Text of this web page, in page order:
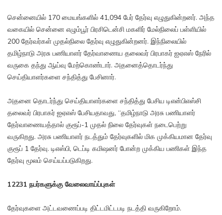
சென்னையில் 170 மையங்களில் 41,094 பேர் தேர்வு எழுதுகின்றனர். அந்த
வகையில் சென்னை எழும்பூர் பிரசிடென்சி மகளிர் மேல்நிலைப் பள்ளியில்
200 தேர்வர்கள் முதல்நிலை தேர்வு எழுதுகின்றனர். இந்நிலையில்
தமிழ்நாடு அரசு பணியாளர் தேர்வாணைய தலைவர் பிரபாகர் ஐஏஎஸ் நேரில்
வருகை தந்து ஆய்வு மேற்கொண்டார். அதனைத்தொடர்ந்து
செய்தியாளர்களை சந்தித்து பேசினார்.
அதனை தொடர்ந்து செய்தியாளர்களை சந்தித்து பேசிய டிஎன்பிஎஸ்சி
தலைவர் பிரபாகர் ஐஏஎஸ் பேசியதாவது, “தமிழ்நாடு அரசு பணியாளர்
தேர்வாணையத்தால் குரூப்-1 முதல் நிலை தேர்வுகள் நடைபெற்று
வருகிறது. அரசு பணியாளர் நடத்தும் தேர்வுகளில் மிக முக்கியமான தேர்வு
குரூப் 1 தேர்வு. டிஎஸ்பி, டெப்டி கமிஷனர் போன்ற முக்கிய பணிகள் இந்த
தேர்வு மூலம் செய்யப்படுகிறது.
12231 நபர்களுக்கு வேலைவாய்ப்புகள்
தேர்வுகளை அட்டவணைப்படி திட்டமிட்டபடி நடத்தி வருகிறோம்.